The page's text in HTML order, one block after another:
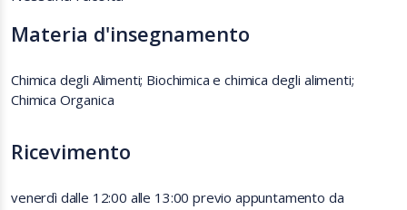
Materia d'insegnamento
Chimica degli Alimenti; Biochimica e chimica degli alimenti;
Chimica Organica
Ricevimento
venerdì dalle 12:00 alle 13:00 previo appuntamento da